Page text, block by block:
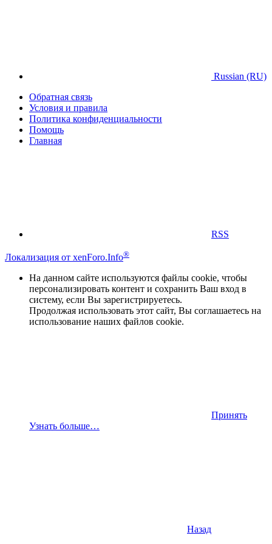
Russian (RU)
Обратная связь
Условия и правила
Политика конфиденциальности
Помощь
Главная
RSS
Локализация от xenForo.Info®
На данном сайте используются файлы cookie, чтобы
персонализировать контент и сохранить Ваш вход в
систему, если Вы зарегистрируетесь.
Продолжая использовать этот сайт, Вы соглашаетесь на
использование наших файлов cookie.
Принять
Узнать больше…
Назад